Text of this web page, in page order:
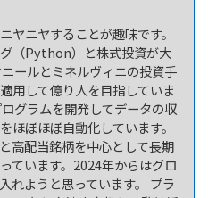
ヤニヤすることが趣味です。
（Python）と株式投資が大
ールとミネルヴィニの投資手
用して億り人を目指していま
グラムを開発してデータの収
ほぼほぼ自動化しています。
高配当銘柄を中心として長期
ています。2024年からはグロ
れようと思っています。 プラ